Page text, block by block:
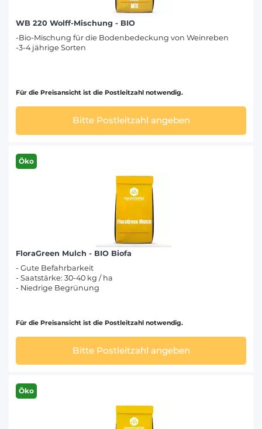
WB 220 Wolff-Mischung - BIO
-Bio-Mischung für die Bodenbedeckung von Weinreben
-3-4 jährige Sorten
Für die Preisansicht ist die Postleitzahl notwendig.
Bitte Postleitzahl angeben
Öko
FloraGreen Mulch - BIO Biofa
- Gute Befahrbarkeit
- Saatstärke: 30-40 kg / ha
- Niedrige Begrünung
Für die Preisansicht ist die Postleitzahl notwendig.
Bitte Postleitzahl angeben
Öko